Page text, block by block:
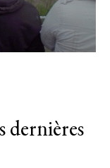
dernières